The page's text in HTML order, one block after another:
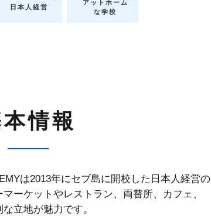
日本人経営
アットホーム
な学校
情報
は2013年にセブ島に開校した日本人経営の
ーケットやレストラン、両替所、カフェ、
立地が魅力です。